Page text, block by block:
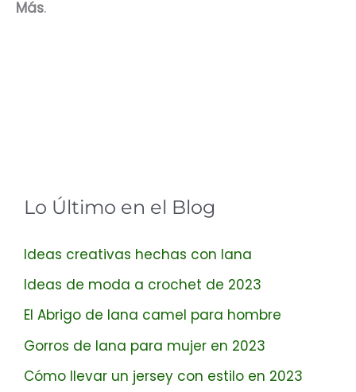
Más.
Lo Último en el Blog
Ideas creativas hechas con lana
Ideas de moda a crochet de 2023
El Abrigo de lana camel para hombre
Gorros de lana para mujer en 2023
Cómo llevar un jersey con estilo en 2023